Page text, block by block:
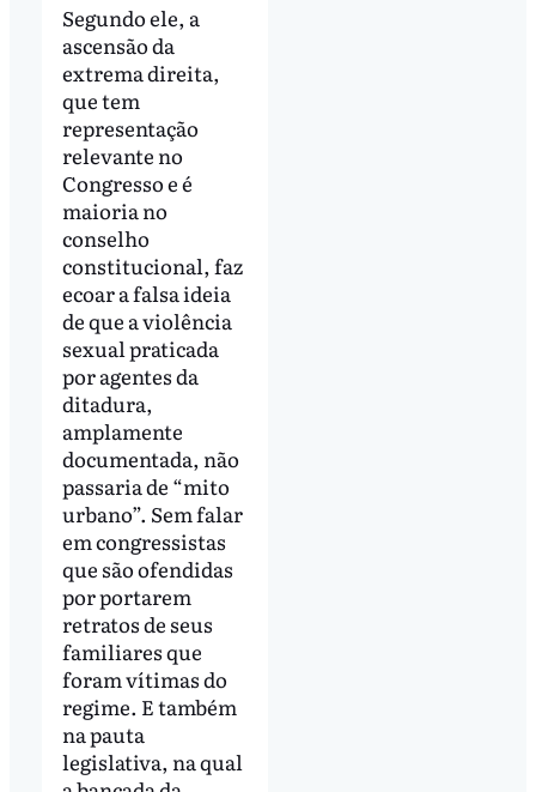
Segundo ele, a
ascensão da
extrema direita,
que tem
representação
relevante no
Congresso e é
maioria no
conselho
constitucional, faz
ecoar a falsa ideia
de que a violência
sexual praticada
por agentes da
ditadura,
amplamente
documentada, não
passaria de “mito
urbano”. Sem falar
em congressistas
que são ofendidas
por portarem
retratos de seus
familiares que
foram vítimas do
regime. E também
na pauta
legislativa, na qual